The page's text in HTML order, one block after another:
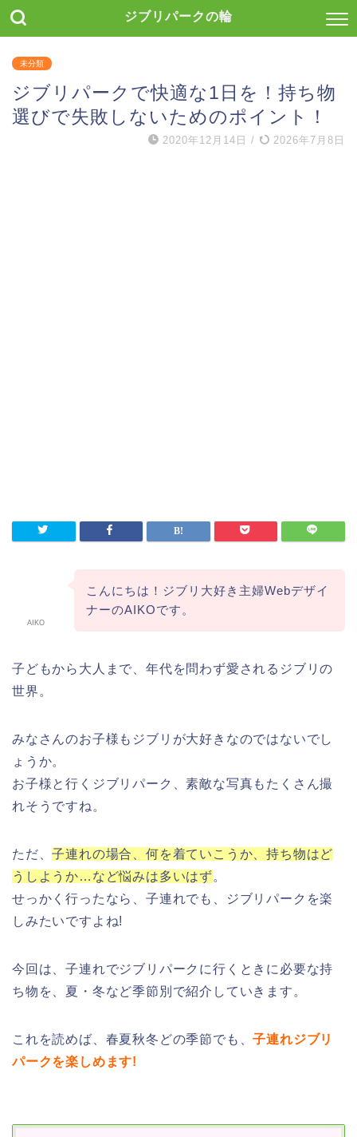
ジブリパークの輪
未分類
ジブリパークで快適な1日を！持ち物
選びで失敗しないためのポイント！
2020年12月14日 / 2026年7月8日
AIKO
こんにちは！ジブリ大好き主婦Webデザイ
ナーのAIKOです。
子どもから大人まで、年代を問わず愛されるジブリの
世界。
みなさんのお子様もジブリが大好きなのではないでし
ょうか。
お子様と行くジブリパーク、素敵な写真もたくさん撮
れそうですね。
ただ、子連れの場合、何を着ていこうか、持ち物はど
うしようか…など悩みは多いはず。
せっかく行ったなら、子連れでも、ジブリパークを楽
しみたいですよね!
今回は、子連れでジブリパークに行くときに必要な持
ち物を、夏・冬など季節別で紹介していきます。
これを読めば、春夏秋冬どの季節でも、子連れジブリ
パークを楽しめます!